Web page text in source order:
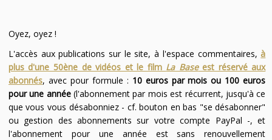
Oyez, oyez !
L'accès aux publications sur le site, à l'espace commentaires,à
plus d'une 50ène de vidéos et le film La Baseest réservé aux
abonnés, avec pour formule : 10 euros par mois ou 100 euros
pour une année(l'abonnement par mois est récurrent, jusqu'à ce
que vous vous désabonniez - cf. bouton en bas "se désabonner"
ou gestion des abonnements sur votre compte PayPal -, et
l'abonnement pour une année est sans renouvellement